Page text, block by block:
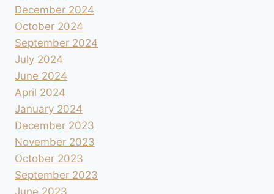
December 2024
October 2024
September 2024
July 2024
June 2024
April 2024
January 2024
December 2023
November 2023
October 2023
September 2023
June 2023